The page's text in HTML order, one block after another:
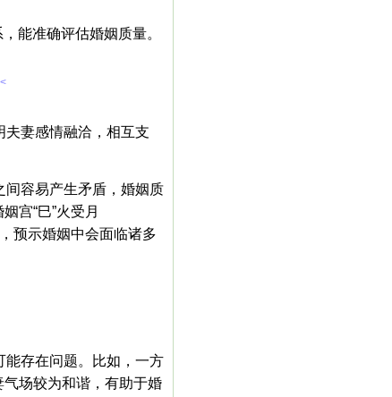
能准确评估婚姻质量。
夫妻感情融洽，相互支
间容易产生矛盾，婚姻质
宫“巳”火受月
，预示婚姻中会面临诸多
能存在问题。比如，一方
气场较为和谐，有助于婚